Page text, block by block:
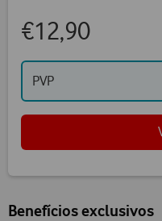
€12,90
PVP
Benefícios exclusivos